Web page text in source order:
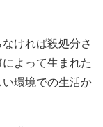
ければ殺処分さ
よって生まれた
環境での生活か